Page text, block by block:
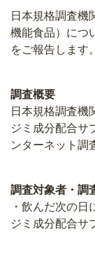
日本規格調査機
機能食品）につ
をご報告します。
調査概要
日本規格調査機
ジミ成分配合サ
ンターネット調
調査対象者・調
・飲んだ次の
ジミ成分配合サ